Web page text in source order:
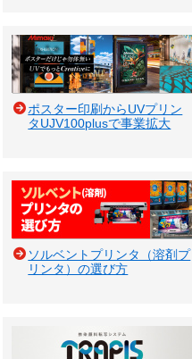
ポスター印刷からUVプリン
タUJV100plusで事業拡大
ソルベントプリンタ（溶剤プ
リンタ）の選び方